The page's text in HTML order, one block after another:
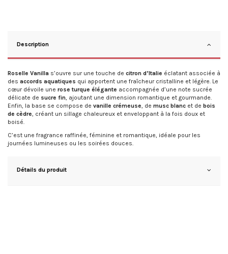
Description
Roselle Vanilla s’ouvre sur une touche de citron d’Italie éclatant associée à
des accords aquatiques qui apportent une fraîcheur cristalline et légère. Le
cœur dévoile une rose turque élégante accompagnée d’une note sucrée
délicate de sucre fin, ajoutant une dimension romantique et gourmande.
Enfin, la base se compose de vanille crémeuse, de musc blanc et de bois
de cèdre, créant un sillage chaleureux et enveloppant à la fois doux et
boisé.
C’est une fragrance raffinée, féminine et romantique, idéale pour les
journées lumineuses ou les soirées douces.
Détails du produit